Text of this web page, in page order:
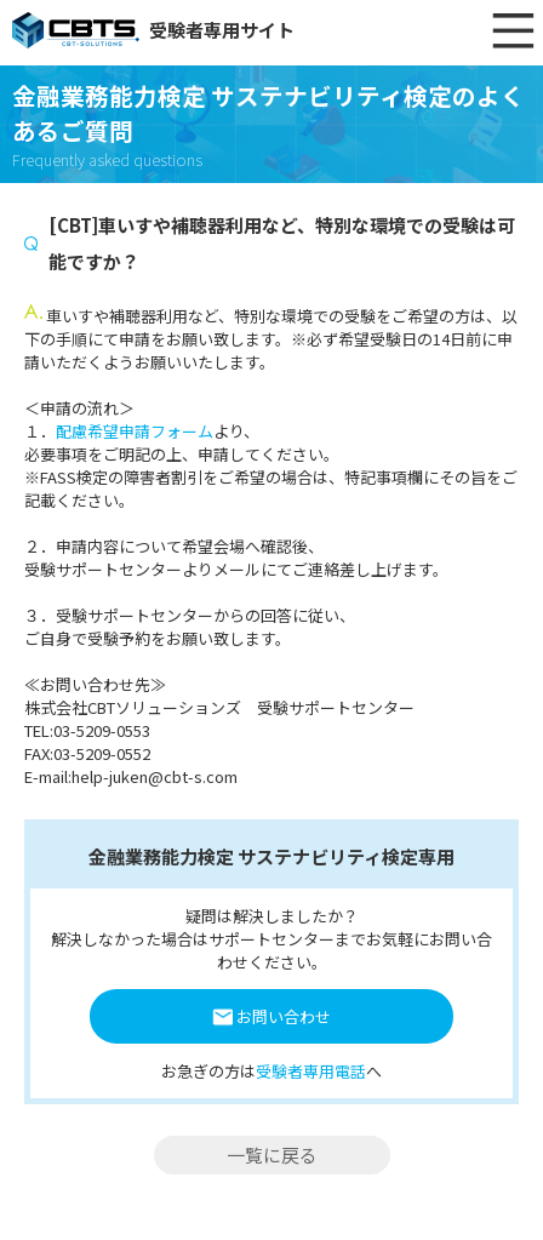
受験者専用サイト
金融業務能力検定 サステナビリティ検定のよく
あるご質問
Frequently asked questions
[CBT]車いすや補聴器利用など、特別な環境での受験は可
能ですか？
車いすや補聴器利用など、特別な環境での受験をご希望の方は、以
下の手順にて申請をお願い致します。※必ず希望受験日の14日前に申
請いただくようお願いいたします。
＜申請の流れ＞
１． 配慮希望申請フォームより、
必要事項をご明記の上、申請してください。
※FASS検定の障害者割引をご希望の場合は、特記事項欄にその旨をご
記載ください。
２．申請内容について希望会場へ確認後、
受験サポートセンターよりメールにてご連絡差し上げます。
３．受験サポートセンターからの回答に従い、
ご自身で受験予約をお願い致します。
≪お問い合わせ先≫
株式会社CBTソリューションズ 受験サポートセンター
TEL:03-5209-0553
FAX:03-5209-0552
E-mail:help-juken@cbt-s.com
金融業務能力検定 サステナビリティ検定専用
疑問は解決しましたか？
解決しなかった場合はサポートセンターまでお気軽にお問い合
わせください。
お問い合わせ
お急ぎの方は受験者専用電話へ
一覧に戻る